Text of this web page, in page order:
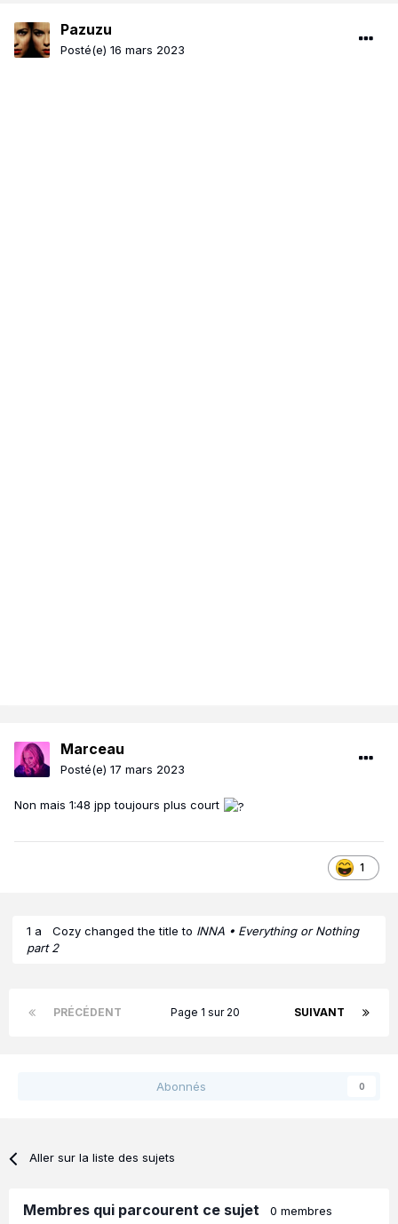
Pazuzu
Posté(e) 16 mars 2023
Marceau
Posté(e) 17 mars 2023
Non mais 1:48 jpp toujours plus court
1
1 a Cozy changed the title to INNA • Everything or Nothing
part 2
PRÉCÉDENT SUIVANT
Page 1 sur 20
Abonnés 0
Aller sur la liste des sujets
Membres qui parcourent ce sujet 0 membres